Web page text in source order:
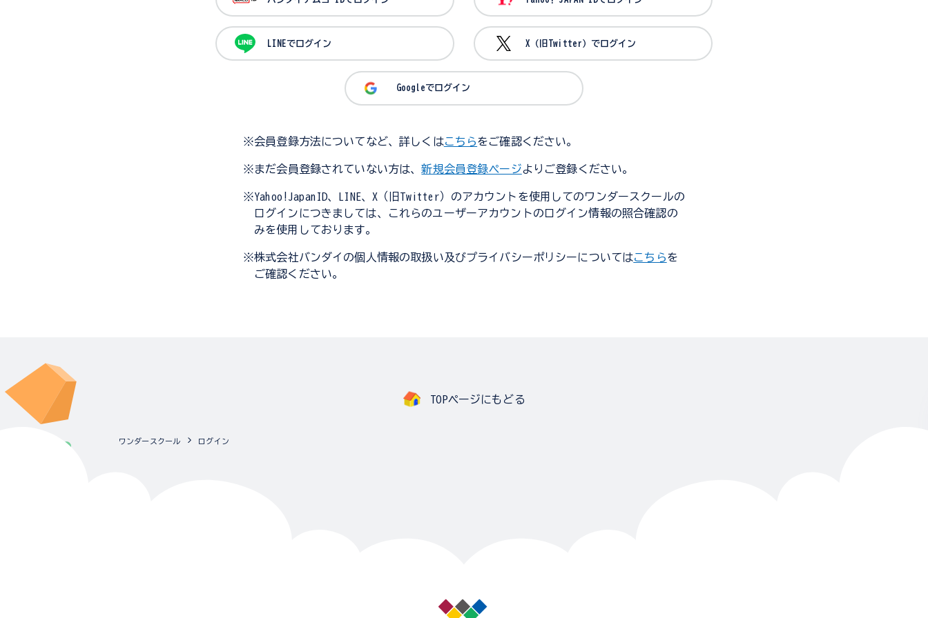
LINEでログイン X（旧Twitter）でログイン
Googleでログイン
※会員登録方法についてなど、詳しくはこちらをご確認ください。
※まだ会員登録されていない方は、新規会員登録ページよりご登録ください。
※Yahoo!JapanID、LINE、X（旧Twitter）のアカウントを使用してのワンダースクールの
ログインにつきましては、これらのユーザーアカウントのログイン情報の照合確認の
みを使用しております。
※株式会社バンダイの個人情報の取扱い及びプライバシーポリシーについてはこちらを
ご確認ください。
TOPページにもどる
ワンダースクール ログイン